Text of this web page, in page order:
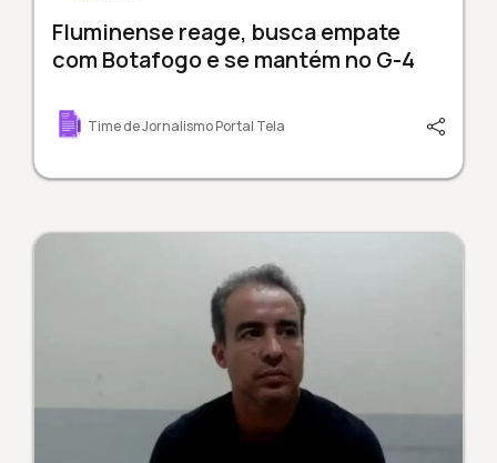
Fluminense reage, busca empate
com Botafogo e se mantém no G-4
Time de Jornalismo Portal Tela